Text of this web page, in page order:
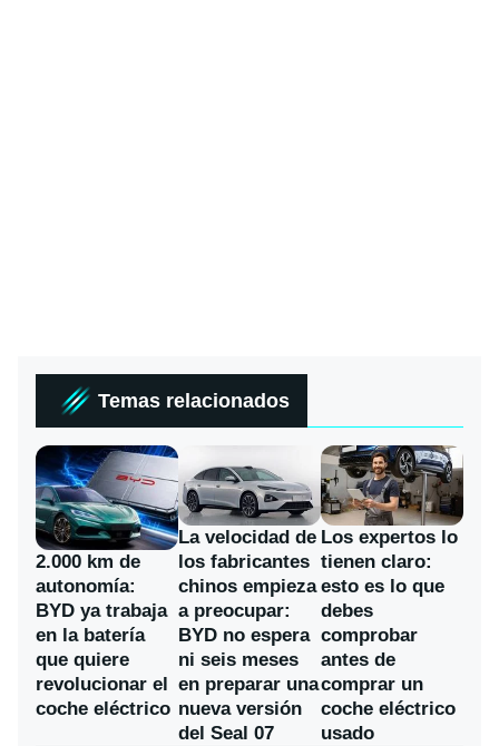
Temas relacionados
2.000 km de
autonomía:
BYD ya trabaja
en la batería
que quiere
revolucionar el
coche eléctrico
La velocidad de
los fabricantes
chinos empieza
a preocupar:
BYD no espera
ni seis meses
en preparar una
nueva versión
del Seal 07
Los expertos lo
tienen claro:
esto es lo que
debes
comprobar
antes de
comprar un
coche eléctrico
usado